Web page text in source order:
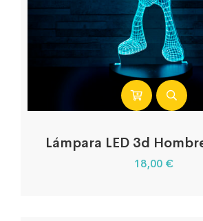
Lámpara LED 3d
18,00 €